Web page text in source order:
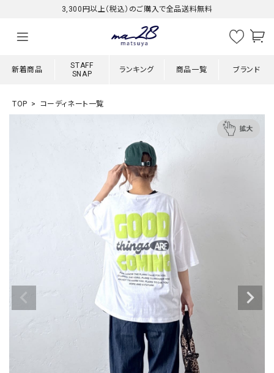
3,300円以上（税込）のご購入で全品送料無料
新着商品
STAFF
SNAP
ランキング 商品一覧 ブランド
TOP コーディネート一覧